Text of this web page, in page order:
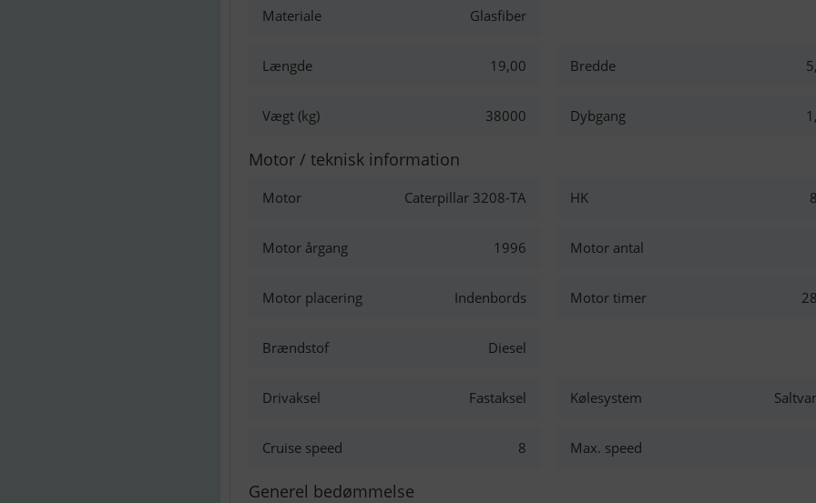
Materiale Glasfiber
Længde 19,00 Bredde
Vægt (kg) 38000 Dybgang
Motor / teknisk information
Motor Caterpillar 3208-TA HK
Motor årgang 1996 Motor antal
Motor placering Indenbords Motor timer
Brændstof Diesel
Drivaksel Fastaksel Kølesystem
Cruise speed 8 Max. speed
Generel bedømmelse